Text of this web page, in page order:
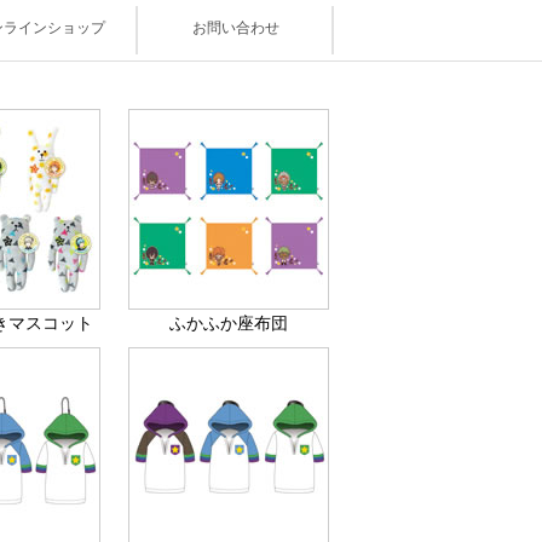
ラインショップ お問い合わせ
マスコット ふかふか座布団